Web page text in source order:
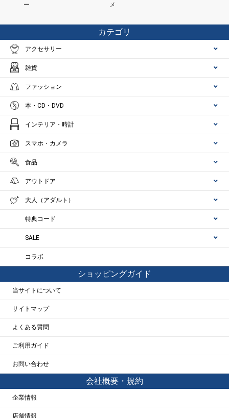
ー
メ
カテゴリ
アクセサリー
雑貨
ファッション
本・CD・DVD
インテリア・時計
スマホ・カメラ
食品
アウトドア
大人（アダルト）
特典コード
SALE
コラボ
ショッピングガイド
当サイトについて
サイトマップ
よくある質問
ご利用ガイド
お問い合わせ
会社概要・規約
企業情報
店舗情報